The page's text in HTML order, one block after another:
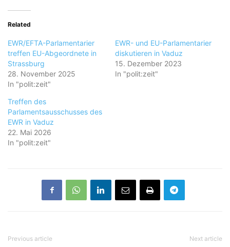
Related
EWR/EFTA-Parlamentarier
treffen EU-Abgeordnete in
Strassburg
28. November 2025
In "polit:zeit"
EWR- und EU-Parlamentarier
diskutieren in Vaduz
15. Dezember 2023
In "polit:zeit"
Treffen des
Parlamentsausschusses des
EWR in Vaduz
22. Mai 2026
In "polit:zeit"
Previous article Next article